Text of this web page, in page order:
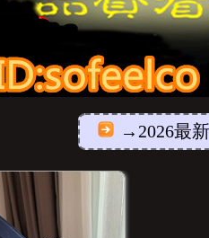
→2026最